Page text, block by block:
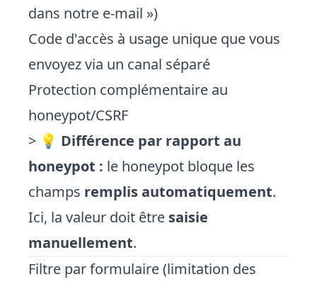
dans notre e-mail »)
Code d'accès à usage unique que vous
envoyez via un canal séparé
Protection complémentaire au
honeypot/CSRF
> 💡 Différence par rapport au
honeypot : le honeypot bloque les
champs remplis automatiquement.
Ici, la valeur doit être saisie
manuellement.
Filtre par formulaire (limitation des